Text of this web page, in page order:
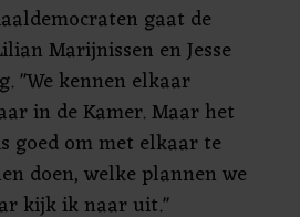
gaat de
Marijnissen en Jesse
"We kennen elkaar
in de Kamer. Maar het
goed om met elkaar te
doen, welke plannen we
kijk ik naar uit."